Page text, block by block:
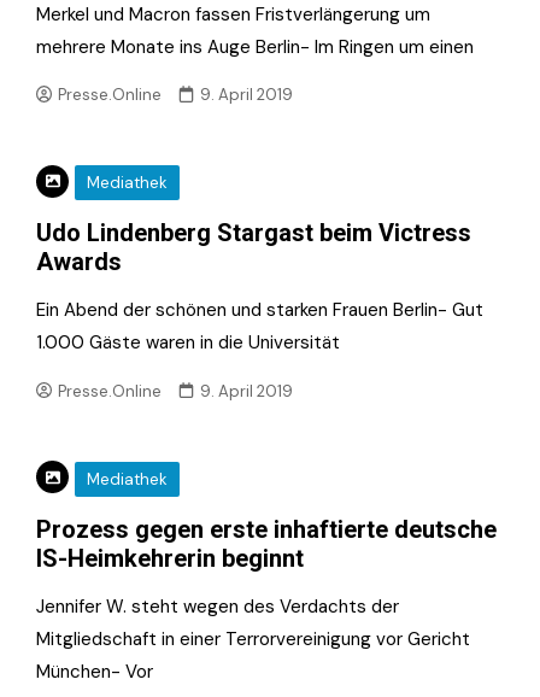
Merkel und Macron fassen Fristverlängerung um
mehrere Monate ins Auge Berlin- Im Ringen um einen
Presse.Online 9. April 2019
Mediathek
Udo Lindenberg Stargast beim Victress
Awards
Ein Abend der schönen und starken Frauen Berlin- Gut
1.000 Gäste waren in die Universität
Presse.Online 9. April 2019
Mediathek
Prozess gegen erste inhaftierte deutsche
IS-Heimkehrerin beginnt
Jennifer W. steht wegen des Verdachts der
Mitgliedschaft in einer Terrorvereinigung vor Gericht
München- Vor